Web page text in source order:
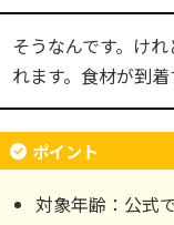
そうなんです。け
れます。食材が到
ポイント
対象年齢：公式